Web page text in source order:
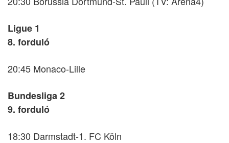
Ligue 1
8. forduló
20:45 Monaco-Lille
Bundesliga 2
9. forduló
18:30 Darmstadt-1. FC Köln